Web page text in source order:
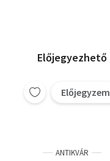
Előjegyezhető
Előjegyzem
ANTIKVÁR